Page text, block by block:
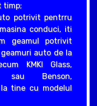
timp;
potrivit pentrru
conduci, iti
geamul potrivit
auto de la
KMKI Glass,
sau Benson,
tine cu modelul